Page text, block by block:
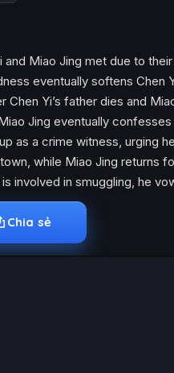
and Miao Jing met due to
eventually softens Chen
Chen Yi’s father dies and
Jing eventually
as a crime witness, urging
while Miao Jing returns
involved in smuggling, he
Chia sẻ